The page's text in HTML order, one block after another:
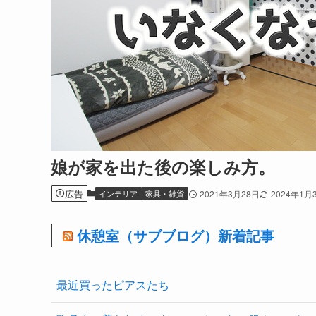
娘が家を出た後の楽しみ方。
広告 インテリア 家具・雑貨 2021年3月28日 2024年1月
休憩室（サブブログ）新着記事
最近買ったピアスたち